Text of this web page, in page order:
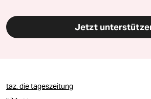
Jetzt
taz. die tageszeitung